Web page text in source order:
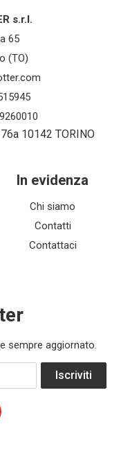
s.r.l.
65
(TO)
10142 TORINO
In evidenza
Chi siamo
Contatti
Contattaci
sempre aggiornato.
Iscriviti